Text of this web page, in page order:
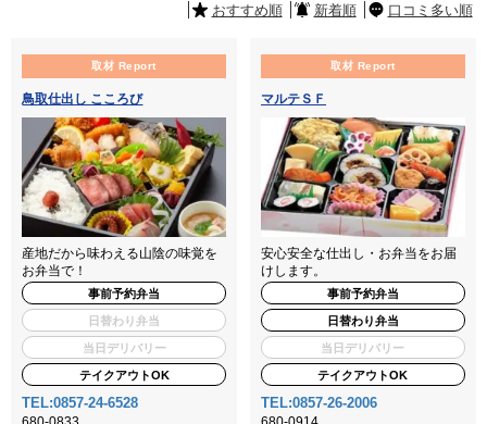
おすすめ順 新着順 口コミ多い順
取材 Report
鳥取仕出し こころび
産地だから味わえる山陰の味覚を
お弁当で！
事前予約弁当
日替わり弁当
当日デリバリー
テイクアウトOK
TEL:0857-24-6528
取材 Report
マルテＳＦ
安心安全な仕出し・お弁当をお届
けします。
事前予約弁当
日替わり弁当
当日デリバリー
テイクアウトOK
TEL:0857-26-2006